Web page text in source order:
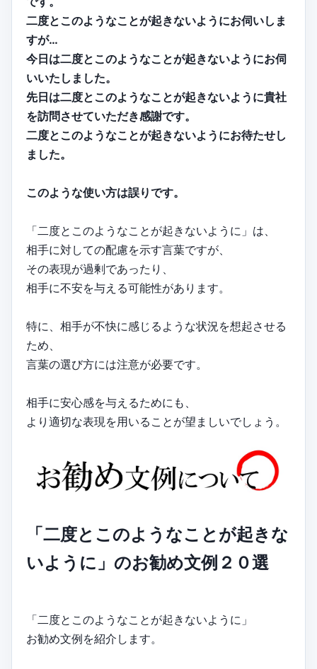
二度とこのようなことが起きないようにお伺いしま
すが…
今日は二度とこのようなことが起きないようにお伺
いいたしました。
先日は二度とこのようなことが起きないように貴社
を訪問させていただき感謝です。
二度とこのようなことが起きないようにお待たせし
ました。
このような使い方は誤りです。
「二度とこのようなことが起きないように」は、
相手に対しての配慮を示す言葉ですが、
その表現が過剰であったり、
相手に不安を与える可能性があります。
特に、相手が不快に感じるような状況を想起させる
ため、
言葉の選び方には注意が必要です。
相手に安心感を与えるためにも、
より適切な表現を用いることが望ましいでしょう。
「二度とこのようなことが起きな
いように」のお勧め文例２０選
「二度とこのようなことが起きないように」
お勧め文例を紹介します。